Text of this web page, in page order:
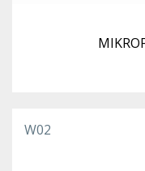
W02